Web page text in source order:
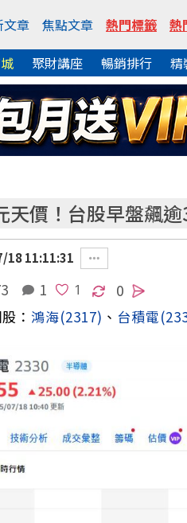
文章 焦點文章 熱門標籤 熱
聚財講座 暢銷排行 精
天價！台股早盤飆
18 11:11:31
1 0
： 鴻海(2317) 、 台積電